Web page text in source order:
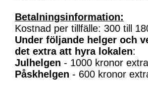
Betalningsinformation:
Kostnad per tillfälle: 300 till
Under följande helger och
det extra att hyra lokalen:
Julhelgen - 1000 kronor
Påskhelgen - 600 kronor